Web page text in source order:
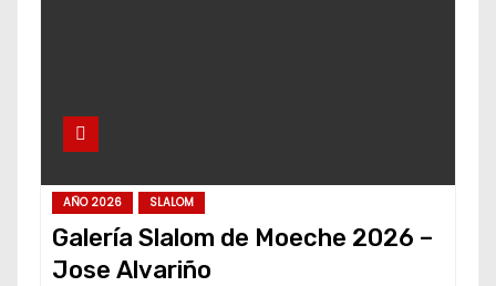
AÑO 2026 SLALOM
Galería Slalom de Moeche 2026 –
Jose Alvariño